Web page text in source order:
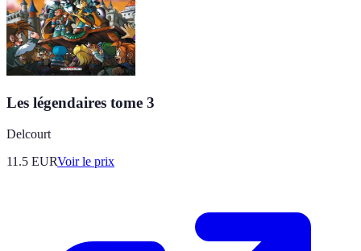
Les légendaires tome 3
Delcourt
11.5 EURVoir le prix